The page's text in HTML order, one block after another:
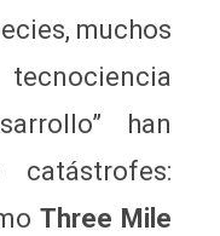
muchos
han
catástrofes:
Three Mile